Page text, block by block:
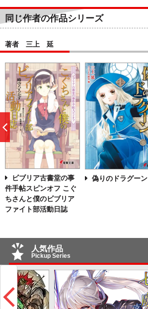
同じ作者の作品シリーズ
著者 三上 延
ビブリア古書堂の事
件手帖スピンオフ こぐ
ちさんと僕のビブリア
ファイト部活動日誌
偽りのドラグーン
へ
人気作品
Pickup Series